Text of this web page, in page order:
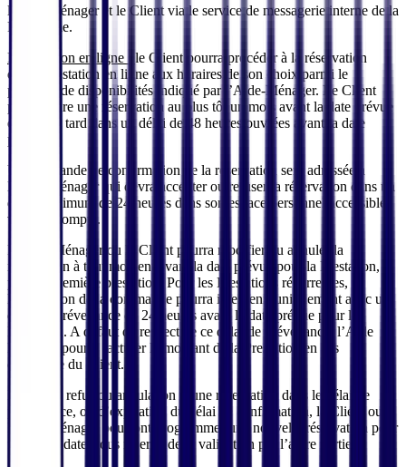
l’Aide-Ménager et le Client via le service de messagerie interne de la
Plateforme.
Réservation en ligne : le Client pourra procéder à la réservation
d’une Prestation en ligne aux horaires de son choix parmi le
planning de disponibilités indiqué par l’Aide-Ménager. Le Client
pourra faire une réservation au plus tôt un mois avant la date prévue
et au plus tard dans un délai de 48 heures ouvrées avant la date
prévue.
Une demande de confirmation de la réservation sera adressée à
l’Aide-Ménager qui devra accepter ou refuser la réservation dans un
délai maximum de 24 heures dans son espace personnel accessible
via son Compte.
L’Aide-Ménager ou le Client pourra modifier ou annuler la
réservation à tout moment avant la date prévue pour la Prestation,
pour la première prestation. Pour les Prestations récurrentes,
l’annulation de la commande pourra intervenir uniquement avec un
délai de prévenance de 24 heures avant la date prévue pour la
Prestation. A défaut de respect de ce délai de prévenance, l’Aide
Ménager pourra facturer le montant de la Prestation en cas
d’absence du Client.
En cas de refus ou annulation d’une réservation dans le délai de
prévenance, ou d’expiration du délai de confirmation, le Client ou
l’Aide-Ménager pourront programmer une nouvelle réservation pour
une autre date, sous réserve de la validation par l’autre partie.